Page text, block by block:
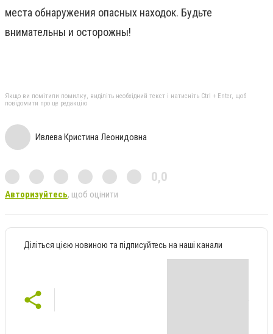
места обнаружения опасных находок. Будьте
внимательны и осторожны!
Якщо ви помітили помилку, виділіть необхідний текст і натисніть Ctrl + Enter, щоб
повідомити про це редакцію
Ивлева Кристина Леонидовна
0,0
Авторизуйтесь, щоб оцінити
Діліться цією новиною та підписуйтесь на наші канали